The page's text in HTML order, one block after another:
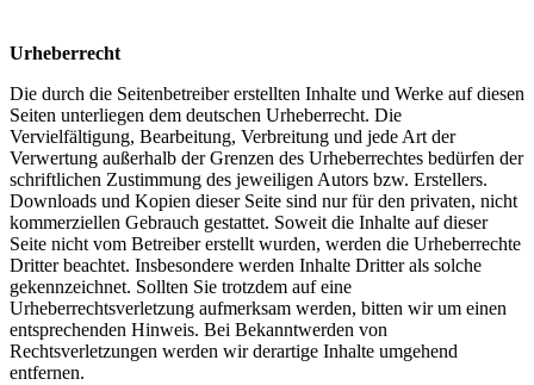
Urheberrecht
Die durch die Seitenbetreiber erstellten Inhalte und Werke auf diesen
Seiten unterliegen dem deutschen Urheberrecht. Die
Vervielfältigung, Bearbeitung, Verbreitung und jede Art der
Verwertung außerhalb der Grenzen des Urheberrechtes bedürfen der
schriftlichen Zustimmung des jeweiligen Autors bzw. Erstellers.
Downloads und Kopien dieser Seite sind nur für den privaten, nicht
kommerziellen Gebrauch gestattet. Soweit die Inhalte auf dieser
Seite nicht vom Betreiber erstellt wurden, werden die Urheberrechte
Dritter beachtet. Insbesondere werden Inhalte Dritter als solche
gekennzeichnet. Sollten Sie trotzdem auf eine
Urheberrechtsverletzung aufmerksam werden, bitten wir um einen
entsprechenden Hinweis. Bei Bekanntwerden von
Rechtsverletzungen werden wir derartige Inhalte umgehend
entfernen.